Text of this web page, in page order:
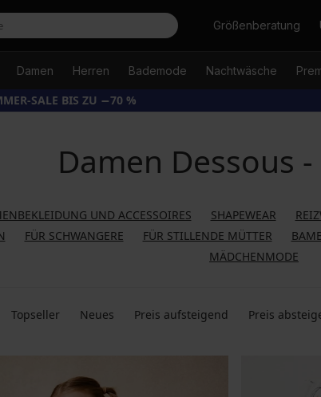
SucheGrößenberatung
Damen Herren Bademode Nachtwäsche
SALE BIS ZU −70 %
Damen Dessous
UND ACCESSOIRES SHAPEWEAR
FÜR SCHWANGERE FÜR STILLENDE MÜTTER
MÄDCHENMODE
Topseller Neues Preis aufsteigend Preis